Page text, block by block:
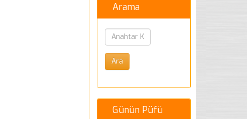
Arama
Günün Püfü